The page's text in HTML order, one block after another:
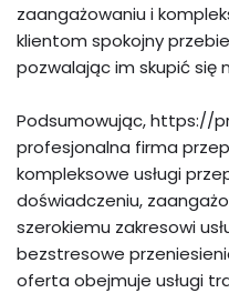
zaangażowaniu i
klientom spokojny
pozwalając im skupić się
Podsumowując, https://
profesjonalna firma
kompleksowe usługi
doświadczeniu,
szerokiemu zakresowi
bezstresowe
oferta obejmuje usługi